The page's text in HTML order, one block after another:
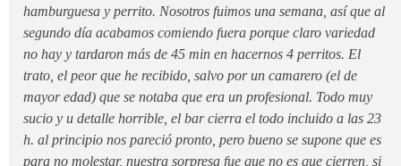
hamburguesa y perrito. Nosotros fuimos una semana, así que al
segundo día acabamos comiendo fuera porque claro variedad
no hay y tardaron más de 45 min en hacernos 4 perritos. El
trato, el peor que he recibido, salvo por un camarero (el de
mayor edad) que se notaba que era un profesional. Todo muy
sucio y u detalle horrible, el bar cierra el todo incluido a las 23
h. al principio nos pareció pronto, pero bueno se supone que es
para no molestar, nuestra sorpresa fue que no es que cierren, si